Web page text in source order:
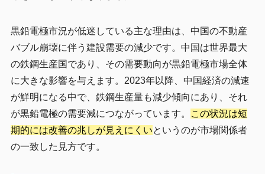
黒鉛電極市況が低迷している主な理由は、中国の不動産
バブル崩壊に伴う建設需要の減少です。中国は世界最大
の鉄鋼生産国であり、その需要動向が黒鉛電極市場全体
に大きな影響を与えます。2023年以降、中国経済の減速
が鮮明になる中で、鉄鋼生産量も減少傾向にあり、それ
が黒鉛電極の需要減につながっています。
この状況は短
期的には改善の兆しが見えにくいというのが市場関係者
の一致した見方です。